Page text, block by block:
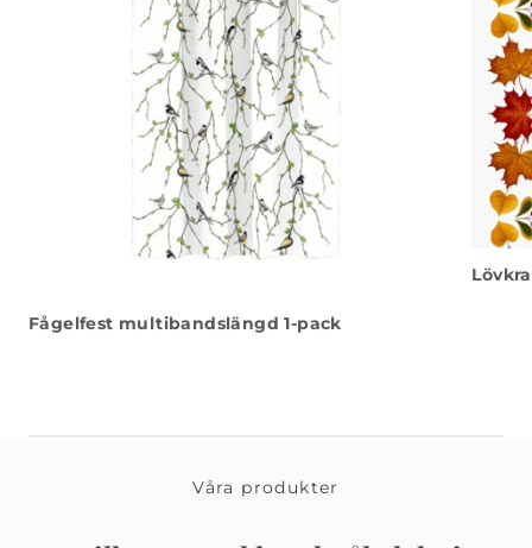
Fågelfest multibandslängd 1-pack
Våra produkter